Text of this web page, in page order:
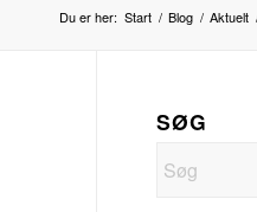
Du er her: Start / Blog / Aktuelt
SØG